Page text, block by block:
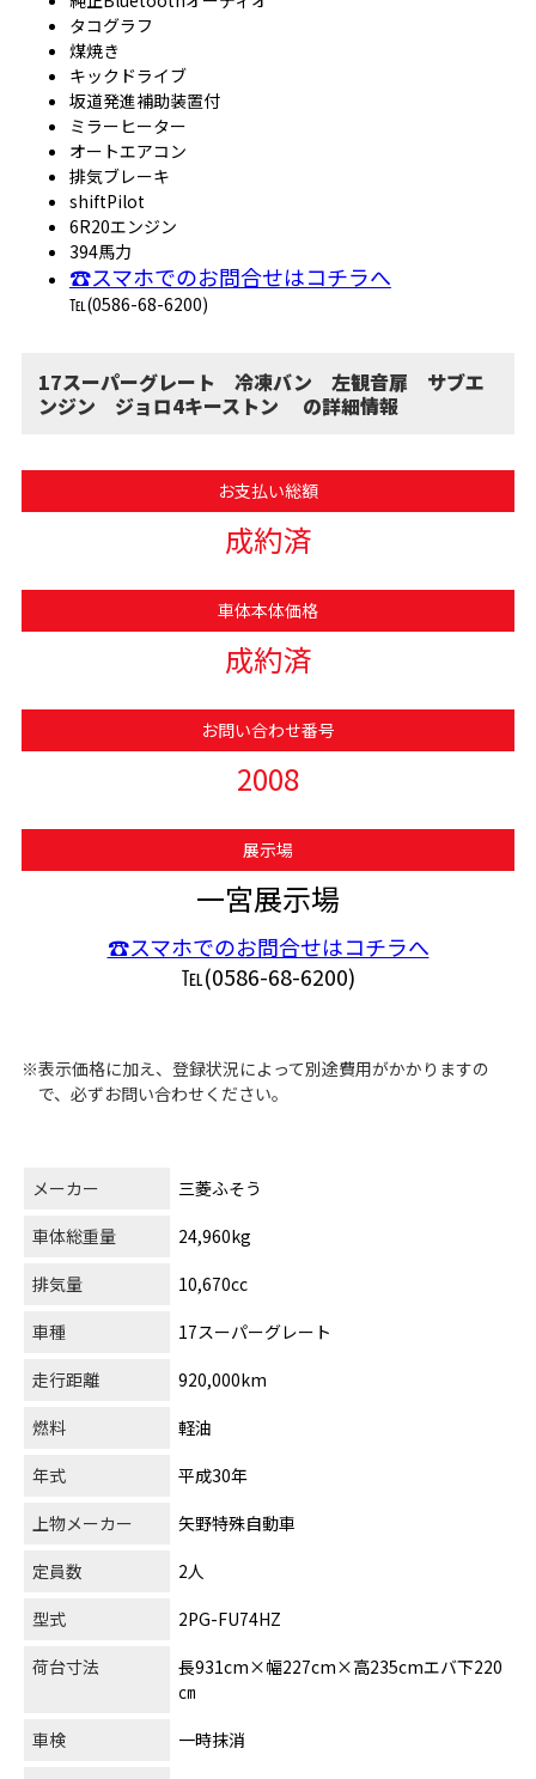
タコグラフ
煤焼き
キックドライブ
坂道発進補助装置付
ミラーヒーター
オートエアコン
排気ブレーキ
shiftPilot
6R20エンジン
394馬力
☎スマホでのお問合せはコチラへ
℡(0586-68-6200)
17スーパーグレート 冷凍バン 左観音扉 サブエ
ンジン ジョロ4キーストン の詳細情報
お支払い総額
成約済
車体本体価格
成約済
お問い合わせ番号
2008
展示場
一宮展示場
☎スマホでのお問合せはコチラへ
℡(0586-68-6200)
※表示価格に加え、登録状況によって別途費用がかかりますの
で、必ずお問い合わせください。
メーカー
三菱ふそう
車体総重量
24,960kg
排気量
10,670cc
車種
17スーパーグレート
走行距離
920,000km
燃料
軽油
年式
平成30年
上物メーカー
矢野特殊自動車
定員数
2人
型式
2PG-FU74HZ
荷台寸法
長931cm×幅227cm×高235cmエバ下220
㎝
車検
一時抹消